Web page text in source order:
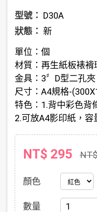
型號： D30A
狀態： 新
單位：個
材質：再生紙板裱褙
金具：3〞D型二孔夾
尺寸：A4規格-
特色：1.背中彩色背
2.可放A4影印紙，容
NT$ 295
顏色
數量